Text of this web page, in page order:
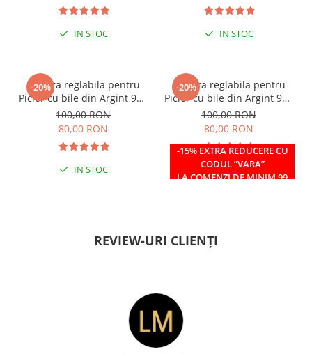
IN STOC IN STOC
-20%
Bratara reglabila pentru
Picior cu bile din Argint 925
si margele Miyuki rosii
100,00 RON
80,00 RON
IN STOC
-20%
-15% EXTRA REDUCERE CU
CODUL ”VARA”
LA COMENZI DE MINIM 99
Bratara reglabila pentru
Picior cu bile din Argint 925
si margele Miyuki verzi
100,00 RON
80,00 RON
IN STOC
REVIEW-URI CLIENȚI